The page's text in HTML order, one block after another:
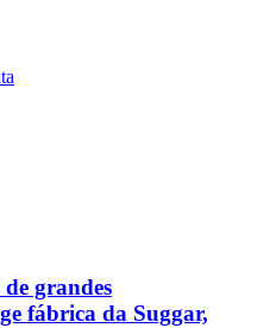
grandes
fábrica da Suggar,